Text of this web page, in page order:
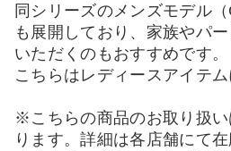
同シリーズのメンズモデル
も展開しており、家族やパ
いただくのもおすすめです。
こちらはレディースアイテム
※こちらの商品のお取り扱
ります。詳細は各店舗にて